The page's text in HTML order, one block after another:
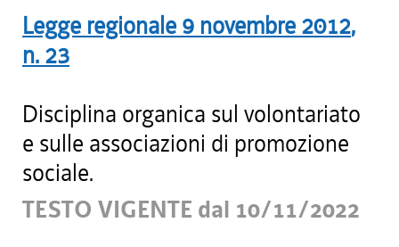
Legge regionale 9 novembre 2012,
n. 23
Disciplina organica sul volontariato
e sulle associazioni di promozione
sociale.
TESTO VIGENTE dal 10/11/2022